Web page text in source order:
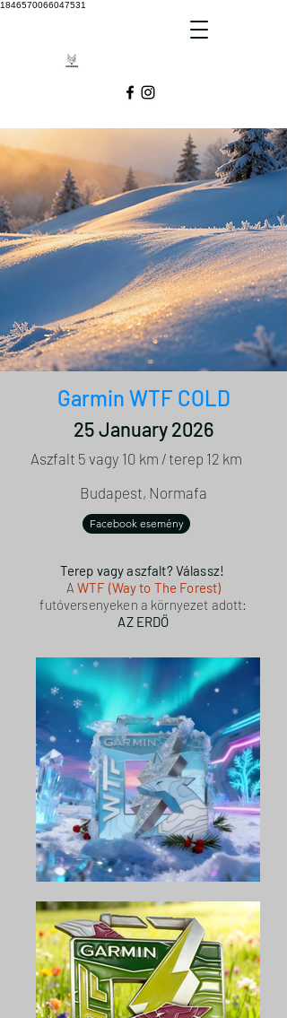
1846570066047531
Garmin WTF COLD
25 January 2026
Aszfalt 5 vagy 10 km / terep 12 km
Budapest, Normafa
Facebook esemény
Terep vagy aszfalt? Válassz!
A WTF (Way to The Forest)
futóversenyeken a környezet adott:
AZ ERDŐ